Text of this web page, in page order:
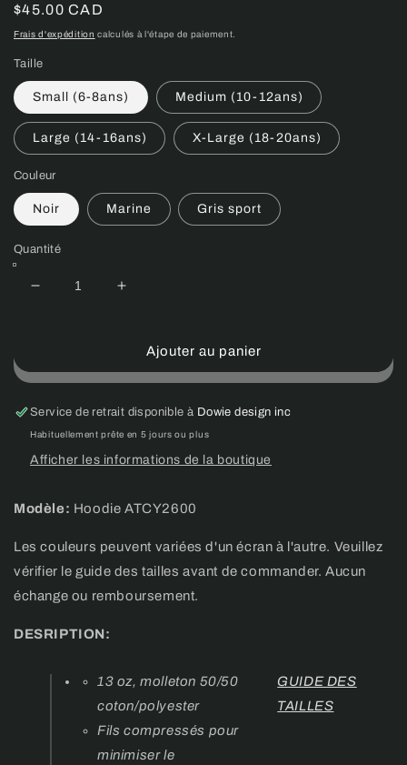
Prix
habituel
$45.00 CAD
Frais d'expédition calculés à l'étape de paiement.
Taille
Small (6-8ans) Medium (10-12ans)
Large (14-16ans) X-Large (18-20ans)
Couleur
Noir Marine Gris sport
Quantité
Réduire
Veste
à
zip
junior
SMC
Augmenter
Veste
à
zip
junior
SMC
Ajouter au panier
Service de retrait disponible à Dowie design inc
Habituellement prête en 5 jours ou plus
Afficher les informations de la boutique
Modèle: Hoodie ATCY2600
Les couleurs peuvent variées d'un écran à l'autre. Veuillez
vérifier le guide des tailles avant de commander. Aucun
échange ou remboursement.
DESRIPTION:
13 oz, molleton 50/50
coton/polyester
Fils compressés pour
minimiser le
GUIDE DES
TAILLES